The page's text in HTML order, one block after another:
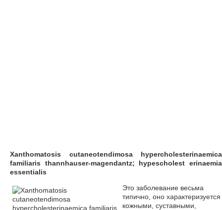
Xanthomatosis cutaneotendimosa hypercholesterinaemica
familiaris thannhauser-magendantz; hypescholest erinaemia
essentialis
Это заболевание весьма
типично, оно характеризуется
кожными, суставными,